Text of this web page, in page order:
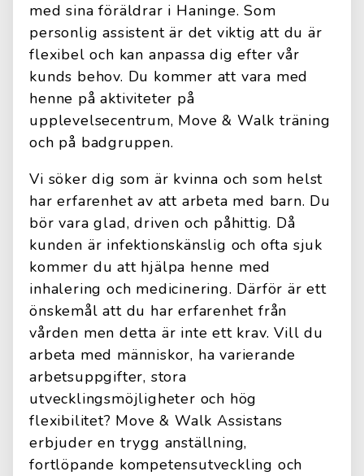
med sina föräldrar i Haninge. Som
personlig assistent är det viktig att du är
flexibel och kan anpassa dig efter vår
kunds behov. Du kommer att vara med
henne på aktiviteter på
upplevelsecentrum, Move & Walk träning
och på badgruppen.
Vi söker dig som är kvinna och som helst
har erfarenhet av att arbeta med barn. Du
bör vara glad, driven och påhittig. Då
kunden är infektionskänslig och ofta sjuk
kommer du att hjälpa henne med
inhalering och medicinering. Därför är ett
önskemål att du har erfarenhet från
vården men detta är inte ett krav. Vill du
arbeta med människor, ha varierande
arbetsuppgifter, stora
utvecklingsmöjligheter och hög
flexibilitet? Move & Walk Assistans
erbjuder en trygg anställning,
fortlöpande kompetensutveckling och